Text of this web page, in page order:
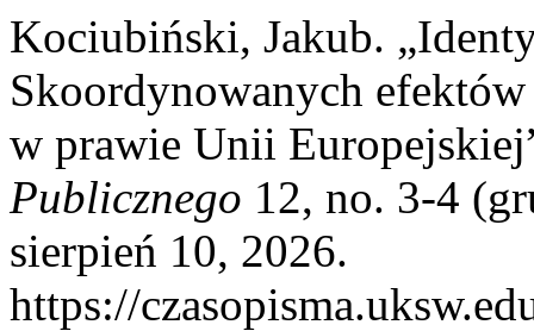
Kociubiński, Jakub.
Skoordynowanych
w prawie Unii
Publicznego 12, no. 3-4
sierpień 10, 2026.
https://